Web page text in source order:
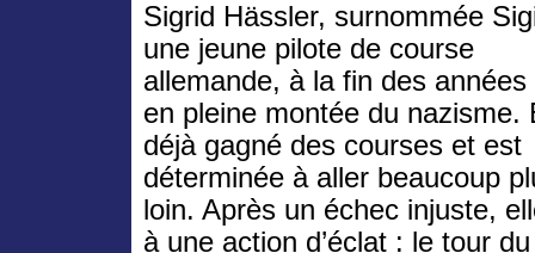
Sigrid Hässler, surnommée
une jeune pilote de course
allemande, à la fin des années
en pleine montée du nazisme.
déjà gagné des courses et est
déterminée à aller beaucoup
loin. Après un échec injuste,
à une action d’éclat : le tour